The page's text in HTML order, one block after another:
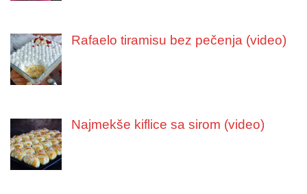
Rafaelo tiramisu bez pečenja (video)
Najmekše kiflice sa sirom (video)